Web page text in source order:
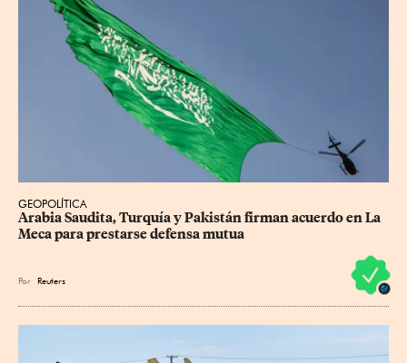
GEOPOLÍTICA
Arabia Saudita, Turquía y Pakistán firman acuerdo en La
Meca para prestarse defensa mutua
Por Reuters